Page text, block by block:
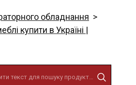
обладнання
купити в Україні |